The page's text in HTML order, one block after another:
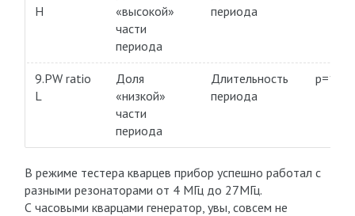
H
«высокой»
части
периода
периода
9.PW ratio
L
Доля
«низкой»
части
периода
Длительность
периода
В режиме тестера кварцев прибор успешно работал с
разными резонаторами от 4 МГц до 27МГц.
С часовыми кварцами генератор, увы, совсем не